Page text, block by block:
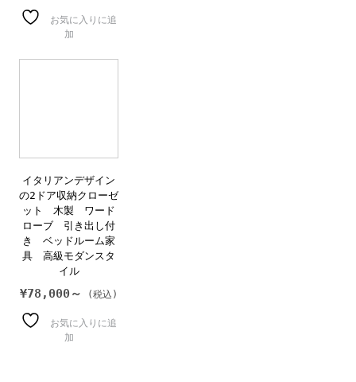
お気に入りに追
加
イタリアンデザイン
の2ドア収納クローゼ
ット 木製 ワード
ローブ 引き出し付
き ベッドルーム家
具 高級モダンスタ
イル
¥78,000～
お気に入りに追
加